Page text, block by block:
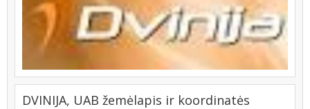
DVINIJA, UAB žemėlapis ir koordinatės